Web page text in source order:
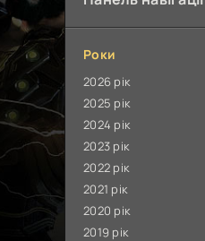
Роки
2026 рік
2025 рік
2024 рік
2023 рік
2022 рік
2021 рік
2020 рік
2019 рік